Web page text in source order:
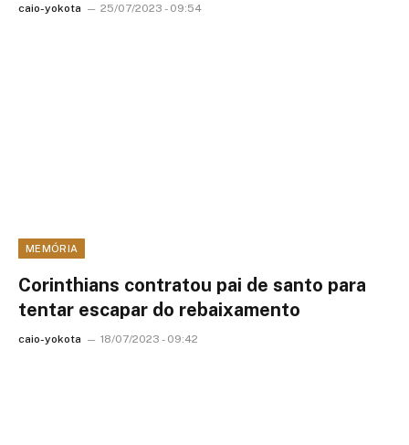
caio-yokota 25/07/2023 - 09:54
MEMÓRIA
Corinthians contratou pai de santo para
tentar escapar do rebaixamento
caio-yokota 18/07/2023 - 09:42